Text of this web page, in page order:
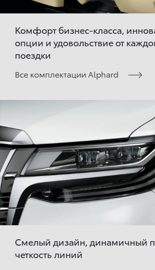
Комфорт бизнес-класса,
опции и удовольствие от
поездки
Все комплектации Alphard
Смелый дизайн, динамичный
четкость линий